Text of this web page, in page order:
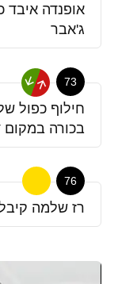
אופנדה איבד
ג'אבר
73
חילוף כפול
בכורה במקום
76
רז שלמה